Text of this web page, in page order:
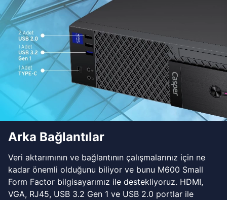
Arka Bağlantılar
Veri aktarımının ve bağlantının çalışmalarınız için ne
kadar önemli olduğunu biliyor ve bunu M600 Small
Form Factor bilgisayarımız ile destekliyoruz. HDMI,
VGA, RJ45, USB 3.2 Gen 1 ve USB 2.0 portlar ile